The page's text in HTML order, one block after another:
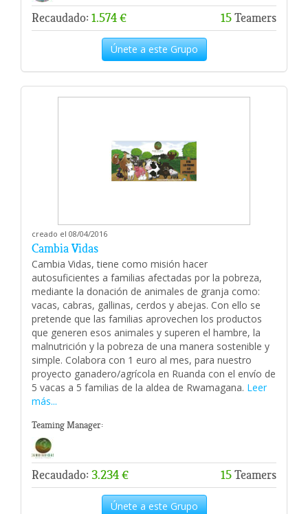
Recaudado: 1.574 € 15Teamers
Únete a este Grupo
creado el 08/04/2016
Cambia Vidas
Cambia Vidas, tiene como misión hacer
autosuficientes a familias afectadas por la pobreza,
mediante la donación de animales de granja como:
vacas, cabras, gallinas, cerdos y abejas. Con ello se
pretende que las familias aprovechen los productos
que generen esos animales y superen el hambre, la
malnutrición y la pobreza de una manera sostenible y
simple. Colabora con 1 euro al mes, para nuestro
proyecto ganadero/agrícola en Ruanda con el envío de
5 vacas a 5 familias de la aldea de Rwamagana. Leer
más...
Teaming Manager:
Recaudado: 3.234 € 15Teamers
Únete a este Grupo